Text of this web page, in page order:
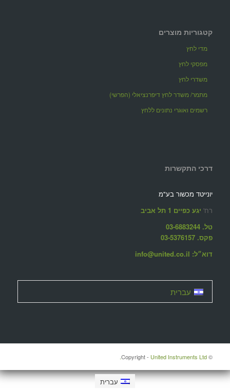
קטגוריות מוצרים
מדי לחץ
מפסקי לחץ
משדרי לחץ
מתמר/ משדר לחץ דיפרנציאלי (הפרשי)
רשמים ואוגרי נתונים ללחץ
דרכי התקשרות
יונייטד מכשור בע"מ
רח' יגע כפיים 1 תל אביב
טל. 03-6883244
פקס. 03-5376157
דוא״ל: info@united.co.il
עברית
© ‫Copyright -
United Instruments Ltd.
עברית